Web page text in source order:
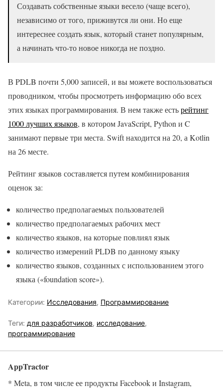
Создавать собственные языки весело (чаще всего),
независимо от того, приживутся ли они. Но еще
интереснее создать язык, который станет популярным,
а начинать что-то новое никогда не поздно.
В PDLB почти 5,000 записей, и вы можете воспользоваться
проводником, чтобы просмотреть информацию обо всех
этих языках программирования. В нем также естьрейтинг
1000 лучших языков, в котором JavaScript, Python и C
занимают первые три места. Swift находится на 20, а Kotlin
на 26 месте.
Рейтинг языков составляется путем комбинирования
оценок за:
количество предполагаемых пользователей
количество предполагаемых рабочих мест
количество языков, на которые повлиял язык
количество измерений PLDB по данному языку
количество языков, созданных с использованием этого
языка («foundation score»).
Категории: Исследования, Программирование
Теги: для разработчиков, исследование,
программирование
AppTractor
* Meta, в том числе ее продукты Facebook и Instagram,